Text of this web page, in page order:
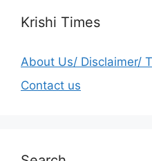
Krishi Times
About Us/ Disclaimer/
Contact us